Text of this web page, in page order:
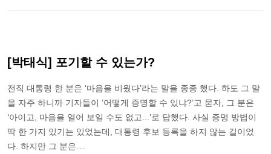
[박태식] 포기할 수 있는가?
전직 대통령 한 분은 ‘마음을 비웠다’라는 말을 종종 했다. 하도 그 말
을 자주 하니까 기자들이 ‘어떻게 증명할 수 있냐?’고 묻자, 그 분은
‘아이고, 마음을 열어 보일 수도 없고...’로 답했다. 사실 증명 방법이
딱 한 가지 있기는 있었는데, 대통령 후보 등록을 하지 않는 길이었
다. 하지만 그 분은…